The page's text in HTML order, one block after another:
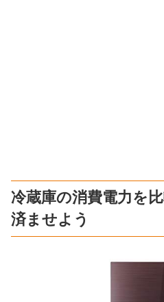
冷蔵庫の消費電力を
済ませよう